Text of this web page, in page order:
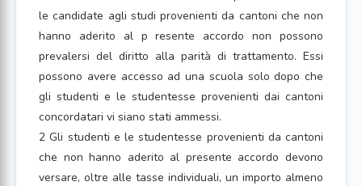
le candidate agli studi provenienti da cantoni che non
hanno aderito al p resente accordo non possono
prevalersi del diritto alla parità di trattamento. Essi
possono avere accesso ad una scuola solo dopo che
gli studenti e le studentesse provenienti dai cantoni
concordatari vi siano stati ammessi.
2 Gli studenti e le studentesse provenienti da cantoni
che non hanno aderito al presente accordo devono
versare, oltre alle tasse individuali, un importo almeno